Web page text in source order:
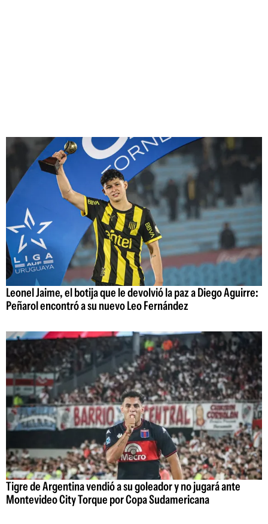
Leonel Jaime, el botija que le devolvió la paz a Diego Aguirre:
Peñarol encontró a su nuevo Leo Fernández
Tigre de Argentina vendió a su goleador y no jugará ante
Montevideo City Torque por Copa Sudamericana